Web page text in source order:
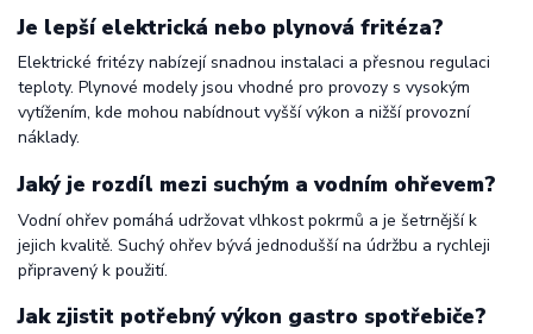
Je lepší elektrická nebo plynová fritéza?
Elektrické fritézy nabízejí snadnou instalaci a přesnou regulaci
teploty. Plynové modely jsou vhodné pro provozy s vysokým
vytížením, kde mohou nabídnout vyšší výkon a nižší provozní
náklady.
Jaký je rozdíl mezi suchým a vodním ohřevem?
Vodní ohřev pomáhá udržovat vlhkost pokrmů a je šetrnější k
jejich kvalitě. Suchý ohřev bývá jednodušší na údržbu a rychleji
připravený k použití.
Jak zjistit potřebný výkon gastro spotřebiče?